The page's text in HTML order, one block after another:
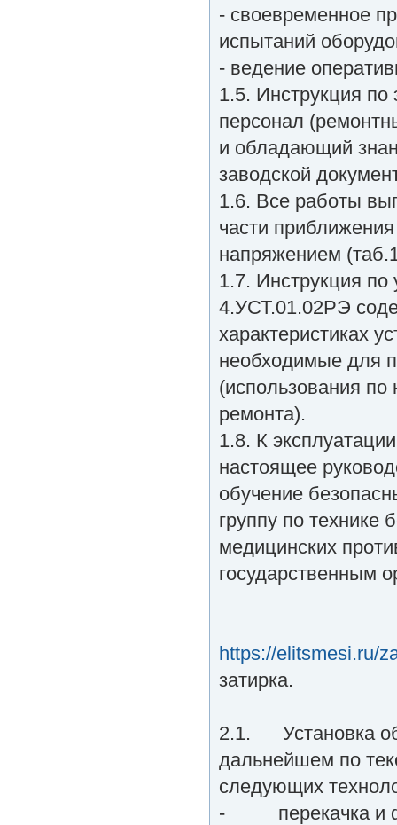
- своевременное
испытаний
- ведение
1.5. Инструкция
персонал
и обладающий
заводской
1.6. Все работы
части
напряжением
1.7. Инструкция
4.УСТ.01.02РЭ
характеристиках
необходимые для
(использования по
ремонта).
1.8. К
настоящее
обучение
группу по технике
медицинских
государственным
https://elitsmesi.ru/
затирка.
2.1. Установка
дальнейшем по
следующих
- перекачка и